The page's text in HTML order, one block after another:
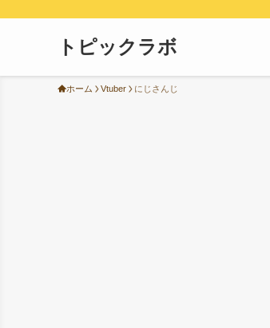
トピックラボ
ホーム Vtuber にじさんじ